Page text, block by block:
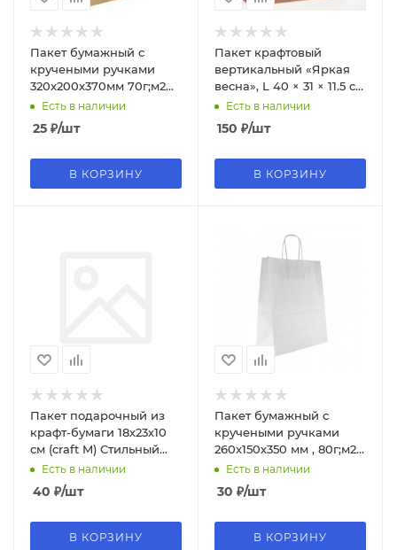
Пакет бумажный с
кручеными ручками
320х200х370мм 70г;м2
цвет Крафт (х1;300),
БУМ44988
Есть в наличии
25 ₽/шт
В КОРЗИНУ
Пакет крафтовый
вертикальный «Яркая
весна», L 40 × 31 × 11.5 см
7895552
Есть в наличии
150 ₽/шт
В КОРЗИНУ
Пакет подарочный из
крафт-бумаги 18х23х10
см (craft M) Стильный
номер, 130 г ППК-7409
Есть в наличии
40 ₽/шт
В КОРЗИНУ
Пакет бумажный с
кручеными ручками
260х150х350 мм , 80г;м2,
цвет белый, БУМ43595
Есть в наличии
30 ₽/шт
В КОРЗИНУ